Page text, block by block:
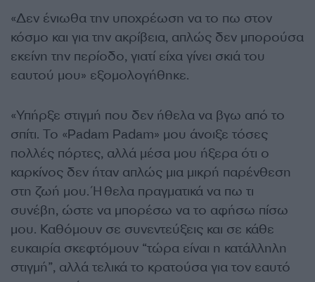
«Δεν ένιωθα την υποχρέωση να το πω στον
κόσμο και για την ακρίβεια, απλώς δεν μπορούσα
εκείνη την περίοδο, γιατί είχα γίνει σκιά του
εαυτού μου» εξομολογήθηκε.
«Υπήρξε στιγμή που δεν ήθελα να βγω από το
σπίτι. Το «Padam Padam» μου άνοιξε τόσες
πολλές πόρτες, αλλά μέσα μου ήξερα ότι ο
καρκίνος δεν ήταν απλώς μια μικρή παρένθεση
στη ζωή μου. Ήθελα πραγματικά να πω τι
συνέβη, ώστε να μπορέσω να το αφήσω πίσω
μου. Καθόμουν σε συνεντεύξεις και σε κάθε
ευκαιρία σκεφτόμουν “τώρα είναι η κατάλληλη
στιγμή”, αλλά τελικά το κρατούσα για τον εαυτό